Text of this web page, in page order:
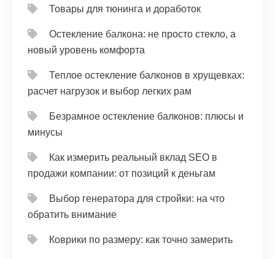
Товары для тюнинга и доработок
Остекление балкона: не просто стекло, а
новый уровень комфорта
Теплое остекление балконов в хрущевках:
расчет нагрузок и выбор легких рам
Безрамное остекление балконов: плюсы и
минусы
Как измерить реальный вклад SEO в
продажи компании: от позиций к деньгам
Выбор генератора для стройки: на что
обратить внимание
Коврики по размеру: как точно замерить